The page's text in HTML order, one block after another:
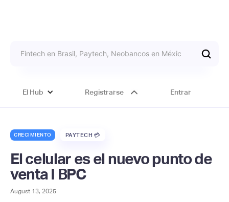
El Hub Registrarse Entrar
CRECIMIENTO PAYTECH 💳
El celular es el nuevo punto de
venta I BPC
August 13, 2025